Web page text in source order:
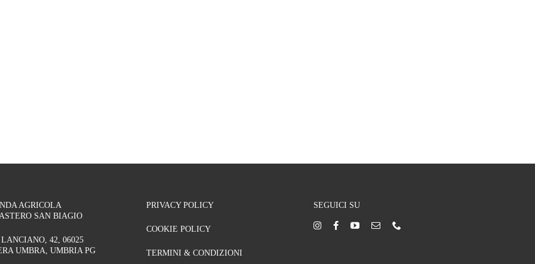
AGRICOLA
SAN BIAGIO
42, 06025
UMBRA, UMBRIA PG
PRIVACY POLICY
COOKIE POLICY
TERMINI & CONDIZIONI
SEGUICI SU